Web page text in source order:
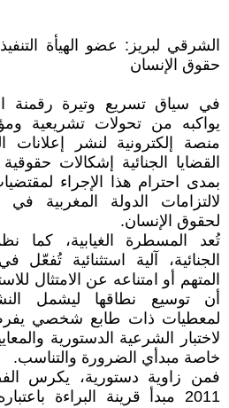
الشرقي لبريز: عضو الهيأة
حقوق الإنسان
في سياق تسريع وتيرة رقمنة
يواكبه من تحولات تشريعية
منصة إلكترونية لنشر إعلانات
القضايا الجنائية إشكالات
لالتزامات الدولة المغربية في
لحقوق الإنسان.
تُعد المسطرة الغيابية، كما
الجنائية، آلية استثنائية
المتهم أو امتناعه عن الامتثال
أن توسيع نطاقها ليشمل
لمعطيات ذات طابع شخصي يفرض
لاختبار الشرعية الدستورية
خاصة مبدأي الضرورة والتناسب.
2011 مبدأ قرينة البراءة